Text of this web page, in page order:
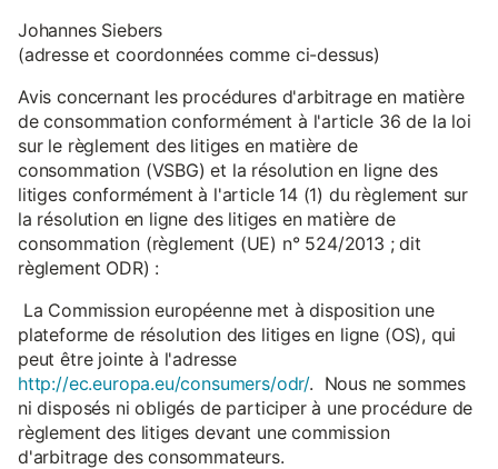
Johannes Siebers
(adresse et coordonnées comme ci-dessus)
Avis concernant les procédures d'arbitrage en matière
de consommation conformément à l'article 36 de la loi
sur le règlement des litiges en matière de
consommation (VSBG) et la résolution en ligne des
litiges conformément à l'article 14 (1) du règlement sur
la résolution en ligne des litiges en matière de
consommation (règlement (UE) n° 524/2013 ; dit
règlement ODR) :
La Commission européenne met à disposition une
plateforme de résolution des litiges en ligne (OS), qui
peut être jointe à l'adresse
http://ec.europa.eu/consumers/odr/. Nous ne sommes
ni disposés ni obligés de participer à une procédure de
règlement des litiges devant une commission
d'arbitrage des consommateurs.